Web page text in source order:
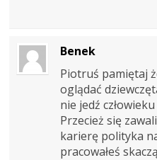
Benek
Piotruś pamiętaj
oglądać
nie jedź
Przecież się
karierę polityka
pracowałeś